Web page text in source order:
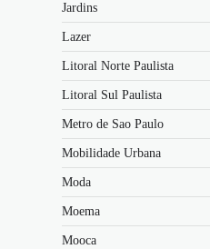
Jardins
Lazer
Litoral Norte Paulista
Litoral Sul Paulista
Metro de Sao Paulo
Mobilidade Urbana
Moda
Moema
Mooca